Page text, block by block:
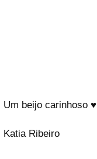
Um beijo carinhoso ♥
Katia Ribeiro